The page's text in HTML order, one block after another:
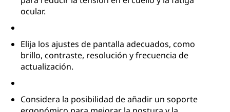
ocular.
Elija los ajustes de pantalla adecuados, como
brillo, contraste, resolución y frecuencia de
actualización.
Considera la posibilidad de añadir un soporte